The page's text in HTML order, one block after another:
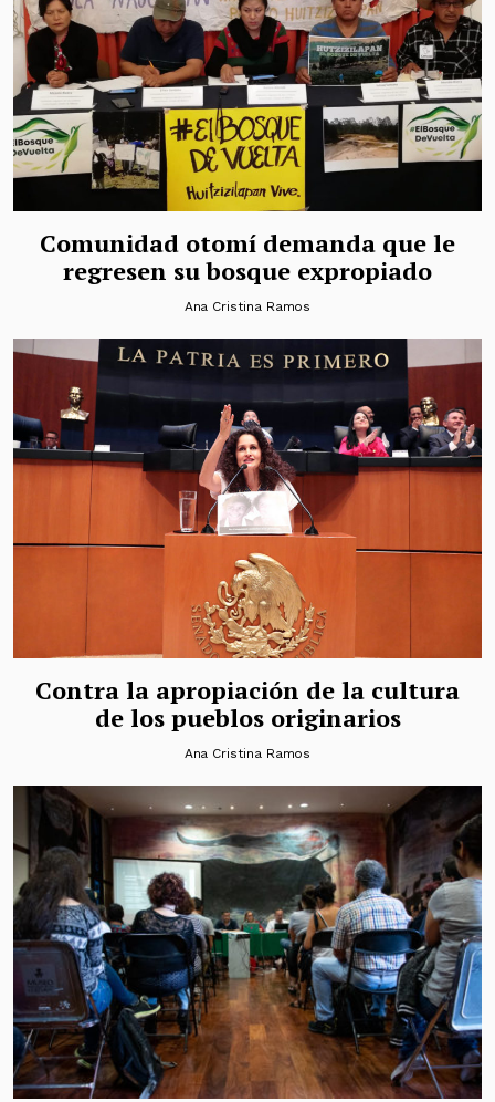
Comunidad otomí demanda que le
regresen su bosque expropiado
Ana Cristina Ramos
Contra la apropiación de la cultura
de los pueblos originarios
Ana Cristina Ramos